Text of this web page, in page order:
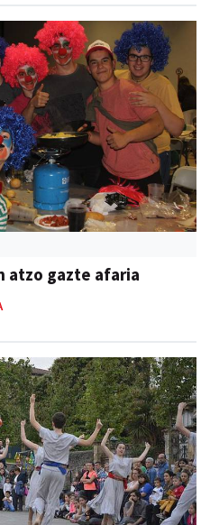
atzo gazte afaria